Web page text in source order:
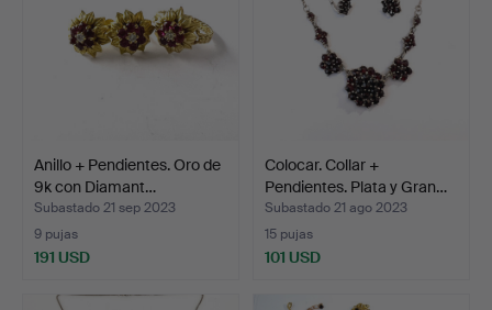
Anillo + Pendientes. Oro de
9k con Diamant…
Subastado 21 sep 2023
9 pujas
191 USD
Colocar. Collar +
Pendientes. Plata y Gran…
Subastado 21 ago 2023
15 pujas
101 USD